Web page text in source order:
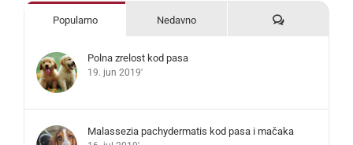
Popularno Nedavno Komentari
Polna zrelost kod pasa
19. jun 2019'
Malassezia pachydermatis kod pasa i mačaka